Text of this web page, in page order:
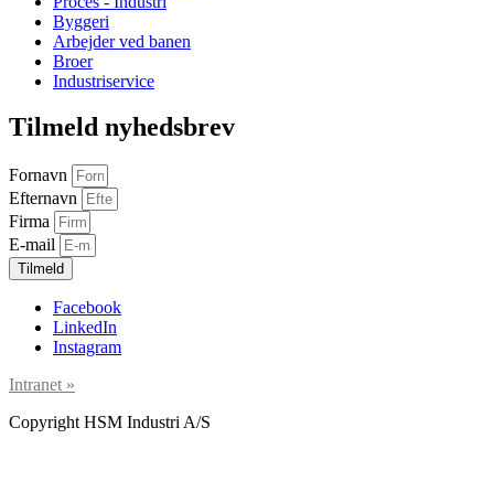
Byggeri
Arbejder ved banen
Broer
Industriservice
Tilmeld nyhedsbrev
Fornavn
Efternavn
Firma
E-mail
Tilmeld
Facebook
LinkedIn
Instagram
Intranet »
Copyright HSM Industri A/S